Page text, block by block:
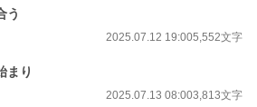
なぎ倒していく！
ヨム」、「アルファポリス」に同内容のものを投
う
2025.07.12 19:005,552文字
まり
2025.07.13 08:003,813文字